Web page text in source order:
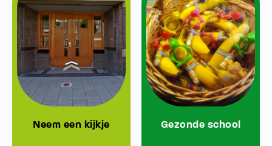
Neem een kijkje Gezonde school